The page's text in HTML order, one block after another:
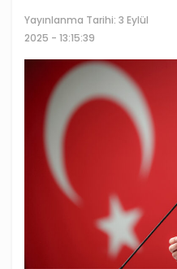
Yayınlanma Tarihi: 3 Eylül
2025 - 13:15:39